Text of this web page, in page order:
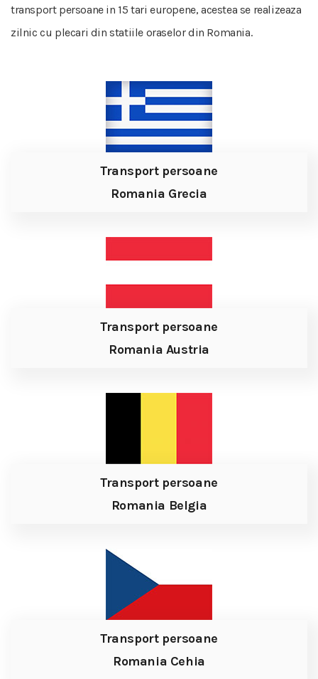
transport persoane in 15 tari europene, acestea se realizeaza
zilnic cu plecari din statiile oraselor din Romania.
Transport persoane
Romania Grecia
Transport persoane
Romania Austria
Transport persoane
Romania Belgia
Transport persoane
Romania Cehia